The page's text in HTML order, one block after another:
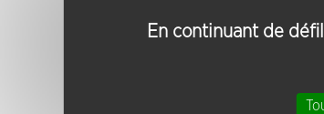
En continuant de